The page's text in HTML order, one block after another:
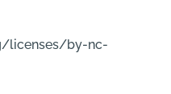
licenses/by-nc-